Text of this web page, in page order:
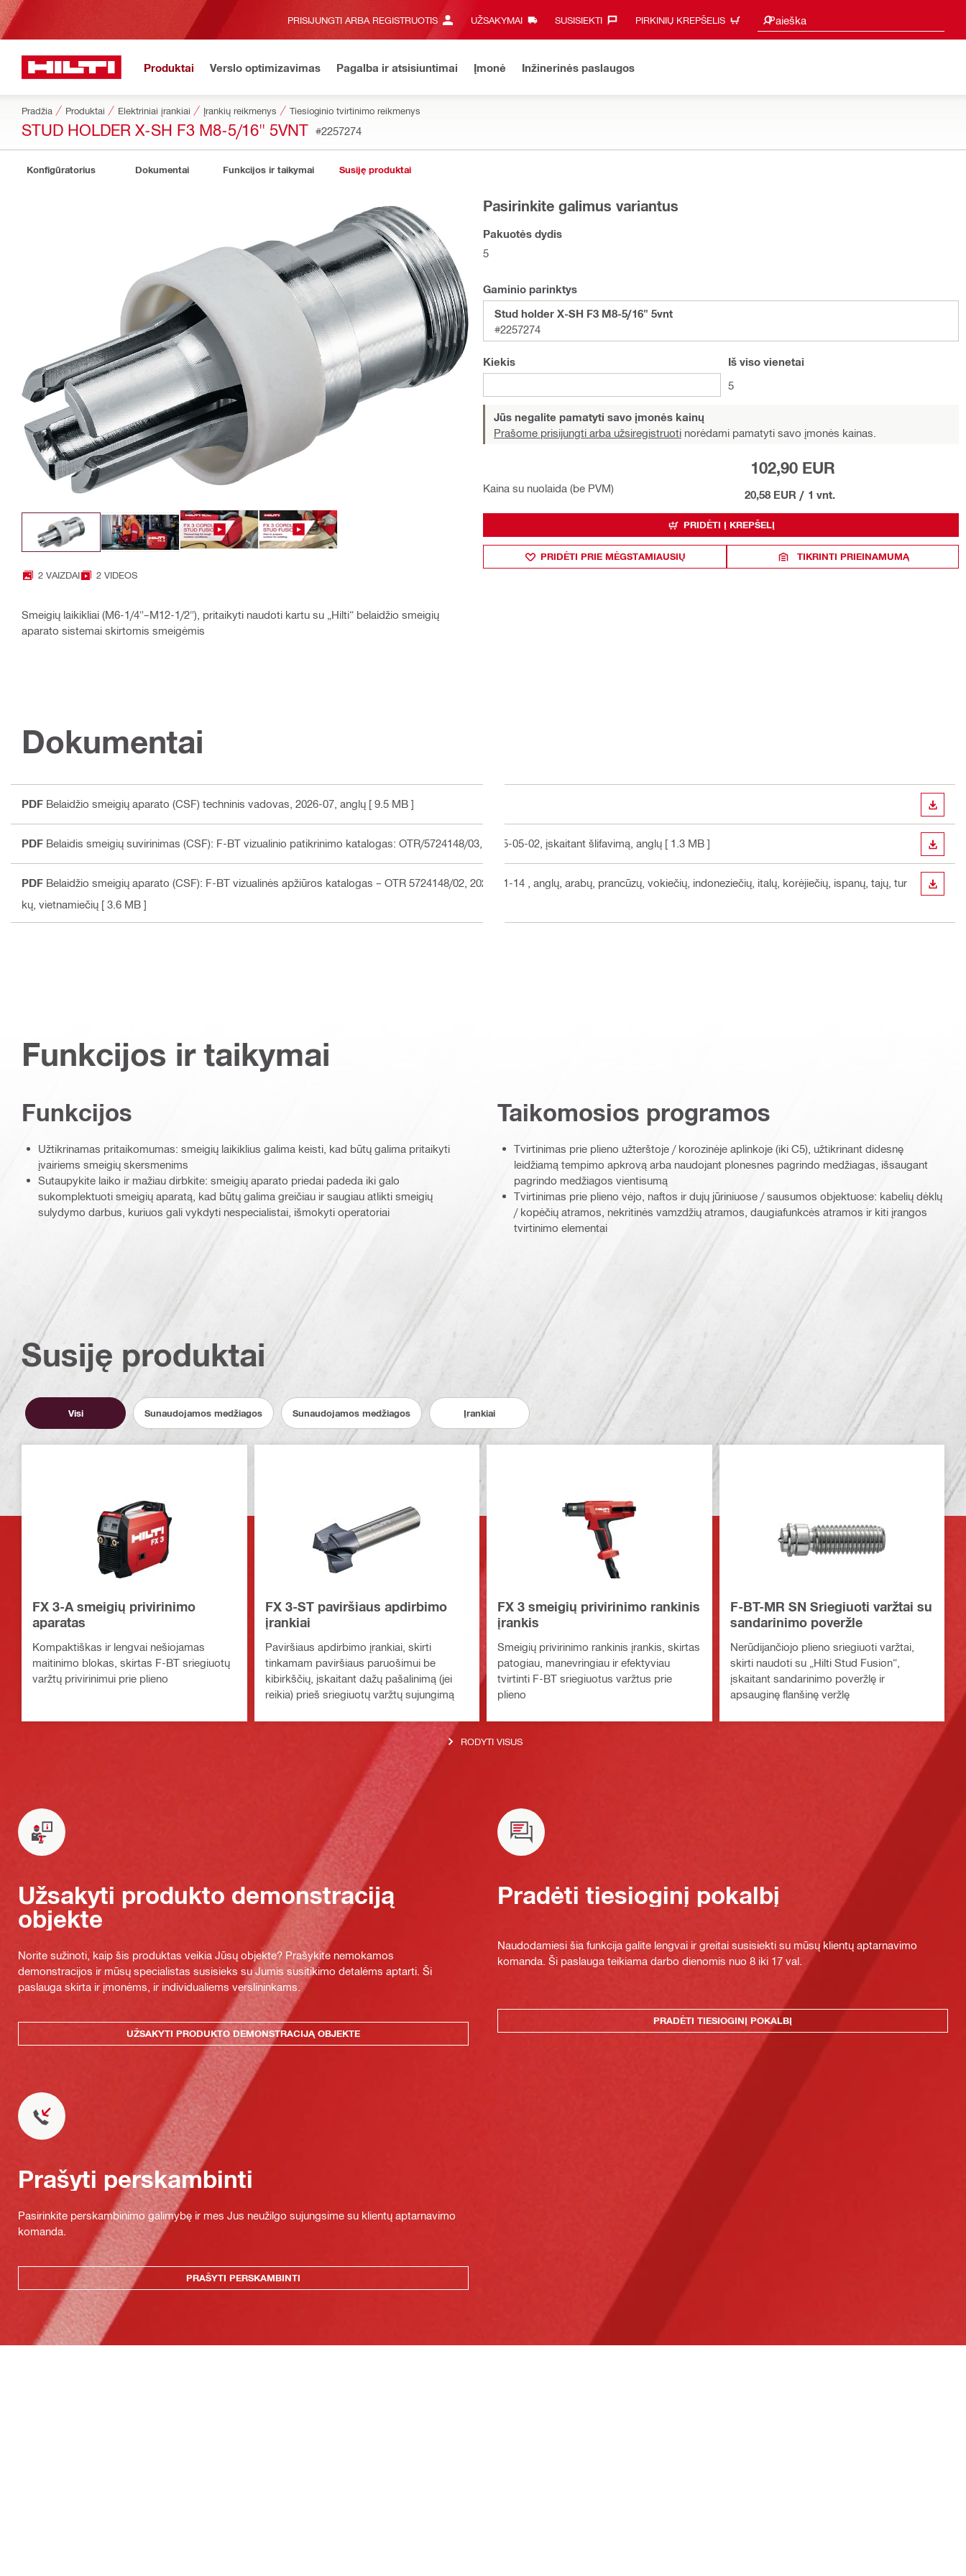
PRISIJUNGTI ARBA REGISTRUOTIS UŽSAKYMAI SUSISIEKTI‎ PIRKINIŲ KREPŠELIS Paieška
Paieškos pasiūlymai
Produktai Verslo optimizavimas Pagalba ir atsisiuntimai Įmonė Inžinerinės paslaugos
Pradžia Produktai Elektriniai įrankiai Įrankių reikmenys Tiesioginio tvirtinimo reikmenys
STUD HOLDER X-SH F3 M8-5/16" 5VNT #2257274
Konfigūratorius Dokumentai Funkcijos ir taikymai Susiję produktai
2 VAIZDAI 2 VIDEOS
Smeigių laikikliai (M6-1/4"–M12-1/2"), pritaikyti naudoti kartu su „Hilti“ belaidžio smeigių
aparato sistemai skirtomis smeigėmis
Pasirinkite galimus variantus
Pakuotės dydis
5
Gaminio parinktys
Stud holder X-SH F3 M8-5/16" 5vnt
#2257274
Kiekis Iš viso vienetai
5
Jūs negalite pamatyti savo įmonės kainų
Prašome prisijungti arba užsiregistruoti norėdami pamatyti savo įmonės kainas.
Kaina su nuolaida (be PVM)
102,90 EUR
20,58 EUR / 1 vnt.
PRIDĖTI Į KREPŠELĮ
PRIDĖTI PRIE MĖGSTAMIAUSIŲ TIKRINTI PRIEINAMUMĄ
Dokumentai
PDF Belaidžio smeigių aparato (CSF) techninis vadovas, 2026-07 , anglų [ 9.5 MB ]
PDF Belaidis smeigių suvirinimas (CSF): F-BT vizualinio patikrinimo katalogas: OTR/5724148/03, 2025-05-02, įskaitant šlifavimą , anglų [ 1.3 MB ]
PDF Belaidžio smeigių aparato (CSF): F-BT vizualinės apžiūros katalogas – OTR 5724148/02, 2022-11-14
, anglų, arabų, prancūzų, vokiečių, indoneziečių, italų, korėjiečių, ispanų, tajų, tur
kų, vietnamiečių [ 3.6 MB ]
Funkcijos ir taikymai
Funkcijos
Užtikrinamas pritaikomumas: smeigių laikiklius galima keisti, kad būtų galima pritaikyti
įvairiems smeigių skersmenims
Sutaupykite laiko ir mažiau dirbkite: smeigių aparato priedai padeda iki galo
sukomplektuoti smeigių aparatą, kad būtų galima greičiau ir saugiau atlikti smeigių
sulydymo darbus, kuriuos gali vykdyti nespecialistai, išmokyti operatoriai
Taikomosios programos
Tvirtinimas prie plieno užterštoje / korozinėje aplinkoje (iki C5), užtikrinant didesnę
leidžiamą tempimo apkrovą arba naudojant plonesnes pagrindo medžiagas, išsaugant
pagrindo medžiagos vientisumą
Tvirtinimas prie plieno vėjo, naftos ir dujų jūriniuose / sausumos objektuose: kabelių dėklų
/ kopėčių atramos, nekritinės vamzdžių atramos, daugiafunkcės atramos ir kiti įrangos
tvirtinimo elementai
Susiję produktai
Visi Sunaudojamos medžiagos Sunaudojamos medžiagos Įrankiai
FX 3-A smeigių privirinimo
aparatas
Kompaktiškas ir lengvai nešiojamas
maitinimo blokas, skirtas F-BT sriegiuotų
varžtų privirinimui prie plieno
FX 3-ST paviršiaus apdirbimo
įrankiai
Paviršiaus apdirbimo įrankiai, skirti
tinkamam paviršiaus paruošimui be
kibirkščių, įskaitant dažų pašalinimą (jei
reikia) prieš sriegiuotų varžtų sujungimą
FX 3 smeigių privirinimo rankinis
įrankis
Smeigių privirinimo rankinis įrankis, skirtas
patogiau, manevringiau ir efektyviau
tvirtinti F-BT sriegiuotus varžtus prie
plieno
F-BT-MR SN Sriegiuoti varžtai su
sandarinimo poveržle
Nerūdijančiojo plieno sriegiuoti varžtai,
skirti naudoti su „Hilti Stud Fusion“,
įskaitant sandarinimo poveržlę ir
apsauginę flanšinę veržlę
RODYTI VISUS
Užsakyti produkto demonstraciją
objekte
Norite sužinoti, kaip šis produktas veikia Jūsų objekte? Prašykite nemokamos
demonstracijos ir mūsų specialistas susisieks su Jumis susitikimo detalėms aptarti. Ši
paslauga skirta ir įmonėms, ir individualiems verslininkams.
UŽSAKYTI PRODUKTO DEMONSTRACIJĄ OBJEKTE
Pradėti tiesioginį pokalbį
Naudodamiesi šia funkcija galite lengvai ir greitai susisiekti su mūsų klientų aptarnavimo
komanda. Ši paslauga teikiama darbo dienomis nuo 8 iki 17 val.
PRADĖTI TIESIOGINĮ POKALBĮ
Prašyti perskambinti
Pasirinkite perskambinimo galimybę ir mes Jus neužilgo sujungsime su klientų aptarnavimo
komanda.
PRAŠYTI PERSKAMBINTI